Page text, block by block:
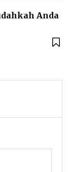
Anda